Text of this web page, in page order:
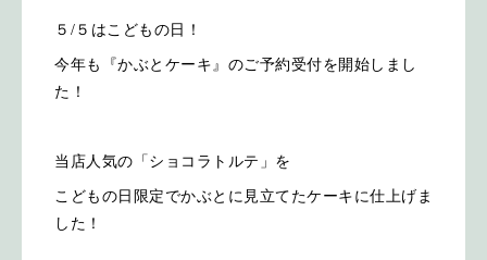
５/５はこどもの日！
今年も『かぶとケーキ』のご予約受付を開始しまし
た！
当店人気の「ショコラトルテ」を
こどもの日限定でかぶとに見立てたケーキに仕上げま
した！